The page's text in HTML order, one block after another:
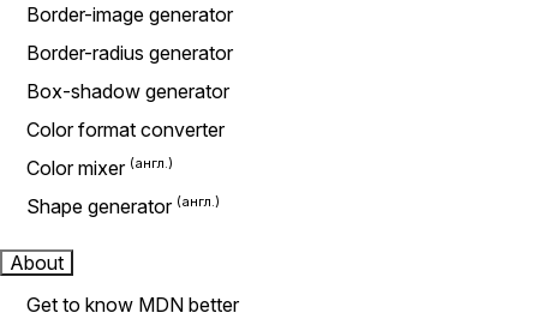
Border-image generator
Border-radius generator
Box-shadow generator
Color format converter
Color mixer
Shape generator
About
Get to know MDN better